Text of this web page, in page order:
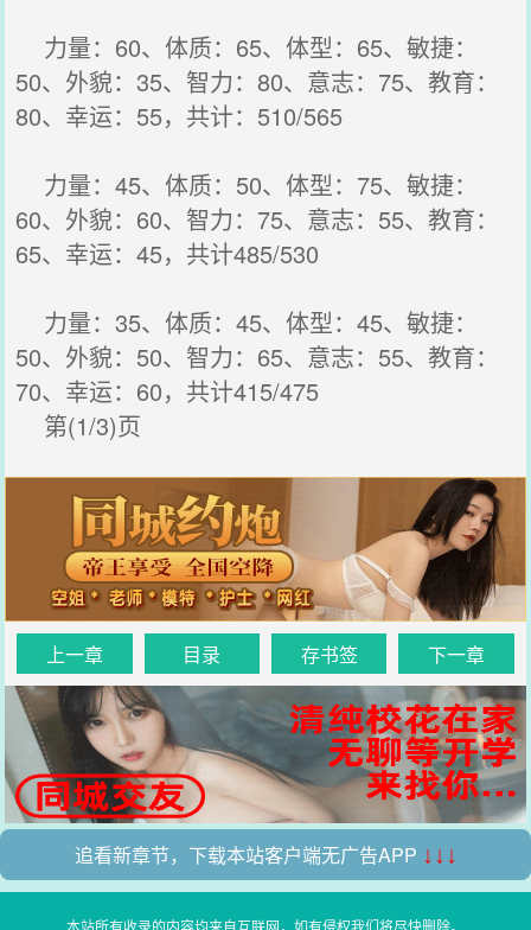
力量：60、体质：65、体型：65、敏捷：
50、外貌：35、智力：80、意志：75、教育：
80、幸运：55，共计：510/565
力量：45、体质：50、体型：75、敏捷：
60、外貌：60、智力：75、意志：55、教育：
65、幸运：45，共计485/530
力量：35、体质：45、体型：45、敏捷：
50、外貌：50、智力：65、意志：55、教育：
70、幸运：60，共计415/475
第(1/3)页
上一章 目录 存书签 下一章
追看新章节，下载本站客户端无广告APP ↓↓↓
本站所有收录的内容均来自互联网，如有侵权我们将尽快删除。